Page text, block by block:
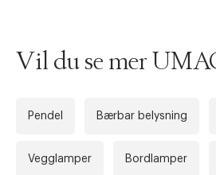
Vil du se mer
Pendel Bærbar belysning
Vegglamper Bordlamper